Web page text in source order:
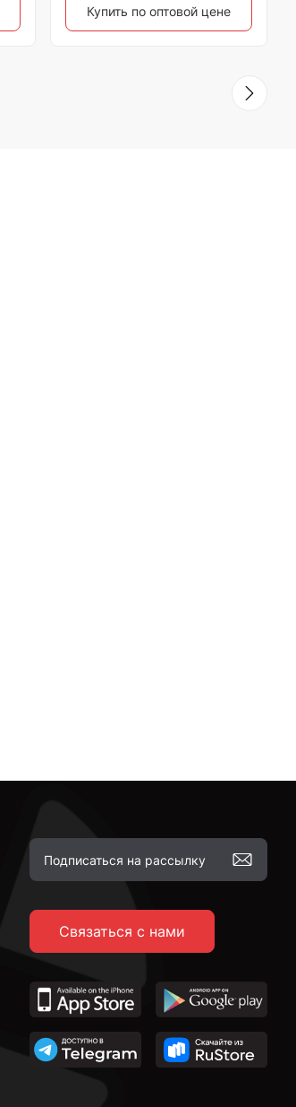
Купить по оптовой цене
Связаться с нами